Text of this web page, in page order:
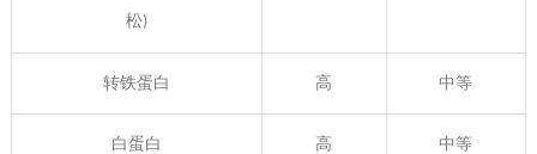
松)
转铁蛋白 高 中等
白蛋白 高 中等